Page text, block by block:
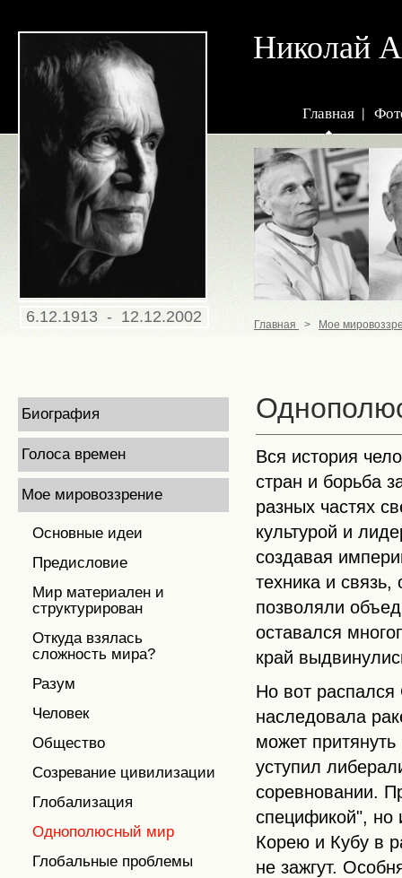
Николай
Главная
6.12.1913 - 12.12.2002
Биография
Голоса времен
Мое мировоззрение
Основные идеи
Предисловие
Мир материален и
структурирован
Откуда взялась
сложность мира?
Разум
Человек
Общество
Созревание цивилизации
Глобализация
Однополюсный мир
Глобальные проблемы
Главная > Мое
Вся история
стран и борьба
разных частях
культурой и
создавая
техника и связь,
позволяли
оставался
край
Но вот
наследовала
может
уступил
соревновании.
спецификой", но
Корею и Кубу в
не зажгут.